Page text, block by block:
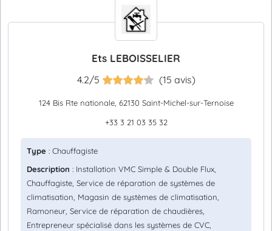
Ets LEBOISSELIER
4.2/5 (15 avis)
124 Bis Rte nationale, 62130 Saint-Michel-sur-Ternoise
+33 3 21 03 35 32
Type : Chauffagiste
Description : Installation VMC Simple & Double Flux,
Chauffagiste, Service de réparation de systèmes de
climatisation, Magasin de systèmes de climatisation,
Ramoneur, Service de réparation de chaudières,
Entrepreneur spécialisé dans les systèmes de CVC,